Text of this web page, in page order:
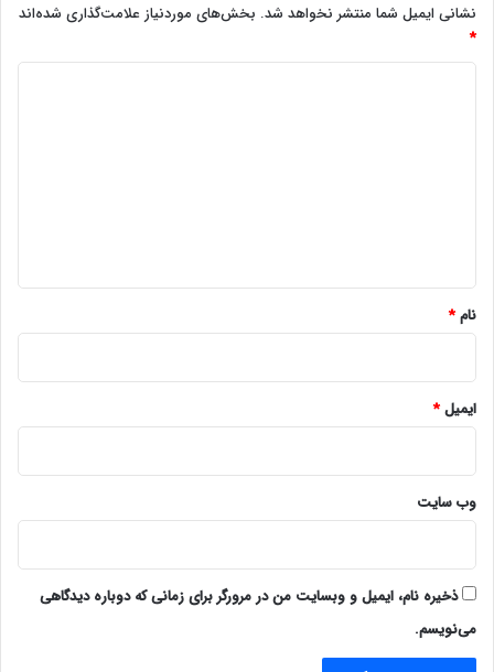
نشانی ایمیل شما منتشر نخواهد شد. بخش‌های موردنیاز علامت‌گذاری شده‌اند
*
نام*
ایمیل*
وب‌ سایت
ذخیره نام، ایمیل و وبسایت من در مرورگر برای زمانی که دوباره دیدگاهی
می‌نویسم.